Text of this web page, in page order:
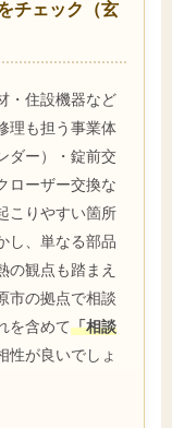
チェック（玄
・住設機器など
理も担う事業体
ダー）・錠前交
ローザー交換な
こりやすい箇所
し、単なる部品
の観点も踏まえ
市の拠点で相談
を含めて「相談
性が良いでしょ